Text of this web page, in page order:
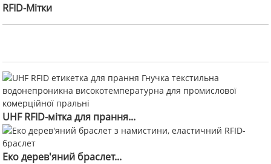
RFID-Мітки
UHF RFID-мітка для прання...
Еко дерев'яний браслет...